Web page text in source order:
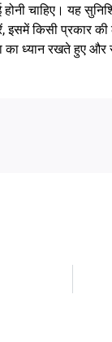
चाहिए। यह
किसी प्रकार की
का ध्यान रखते हुए